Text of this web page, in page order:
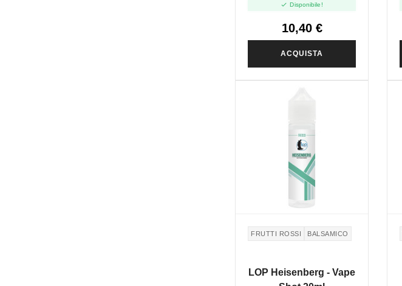
 Disponibile!
10,40 €
ACQUISTA
FRUTTI ROSSI BALSAMICO
LOP Heisenberg - Vape